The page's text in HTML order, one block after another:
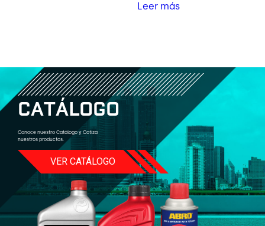
Leer más
CATÁLOGO
Conoce nuestro Catálogo y Cotiza
nuestros productos.
VER CATÁLOGO